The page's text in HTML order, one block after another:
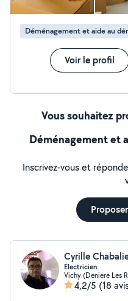
Déménagement et aide au
Voir le profil
Vous souhaitez
Déménagement et
Inscrivez-vous et
Cyrille
Électricien
Vichy (Deniere Les
4,2/5 (18